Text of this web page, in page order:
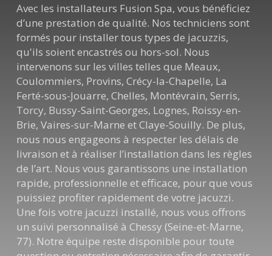
Avec les installateurs Fusion Spa, vous bénéficiez
d’une prestation de qualité. Nos techniciens sont
formés pour installer tous types de jacuzzis,
qu'ils soient encastrés ou hors-sol. Nous
intervenons sur les villes telles que Meaux,
Coulommiers, Provins, Crécy-la-Chapelle, La
Ferté-sous-Jouarre, Chelles, Montévrain, Serris,
Torcy, Bussy-Saint-Georges, Lognes, Roissy-en-
Brie, Vaires-sur-Marne et Claye-Souilly. De plus,
nous nous engageons à respecter les délais de
livraison et à réaliser l’installation dans les règles
de l’art. Nous vous garantissons une installation
rapide, professionnelle et efficace, pour que vous
puissiez profiter rapidement de votre jacuzzi.
Une fois votre jacuzzi installé, nous vous offrons
un suivi personnalisé à Chessy (Seine-et-Marne,
77). Notre équipe reste disponible pour toute